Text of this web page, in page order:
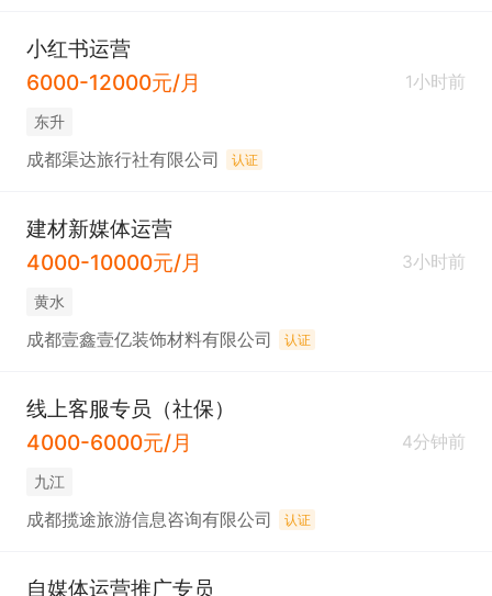
小红书运营
6000-12000元/月
1小时前
东升
成都渠达旅行社有限公司 认证
建材新媒体运营
4000-10000元/月
3小时前
黄水
成都壹鑫壹亿装饰材料有限公司 认证
线上客服专员（社保）
4000-6000元/月
4分钟前
九江
成都揽途旅游信息咨询有限公司 认证
自媒体运营推广专员